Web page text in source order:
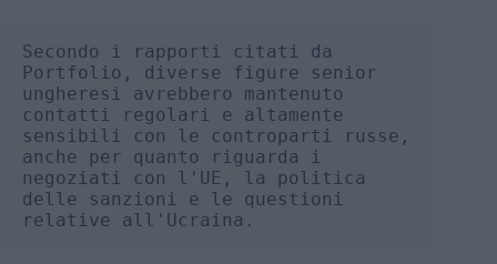
Secondo i rapporti citati da
Portfolio, diverse figure senior
ungheresi avrebbero mantenuto
contatti regolari e altamente
sensibili con le controparti russe,
anche per quanto riguarda i
negoziati con l'UE, la politica
delle sanzioni e le questioni
relative all'Ucraina.